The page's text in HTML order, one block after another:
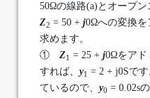
50Ωの線路(a)とオープ
Z2 = 50 +j0Ωへの変換を
求めます。
①Z1 = 25 +j0Ωをアド
すれば、y1 = 2 + j0Sで
ているので、y0 = 0.02s